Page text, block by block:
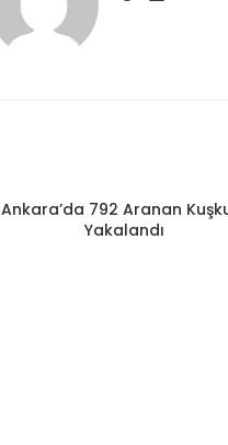
Ankara’da 792 Aranan
Yakalandı